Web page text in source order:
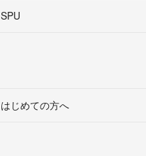
SPU
はじめての方へ